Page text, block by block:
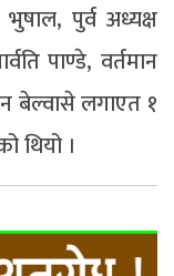
भुषाल, पुर्व अध्यक्ष
पाण्डे, वर्तमान
बेल्वासे लगाएत १
थियो ।